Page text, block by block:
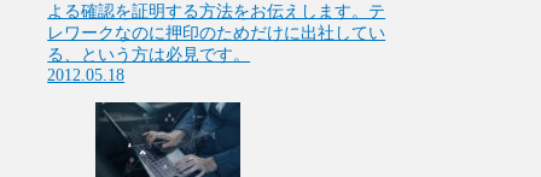
よる確認を証明する方法をお伝えします。テ
レワークなのに押印のためだけに出社してい
る、という方は必見です。
2012.05.18